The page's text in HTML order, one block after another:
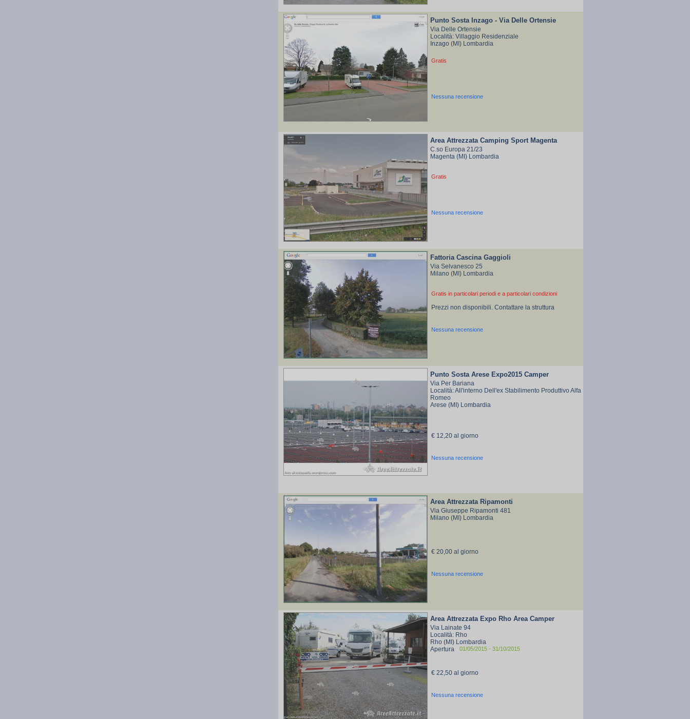
Punto Sosta Inzago - Via Delle Ortensie
Via Delle Ortensie
Località: Villaggio Residenziale
Inzago (MI) Lombardia
Gratis
Nessuna recensione
Area Attrezzata Camping Sport Magenta
C.so Europa 21/23
Magenta (MI) Lombardia
Gratis
Nessuna recensione
Fattoria Cascina Gaggioli
Via Selvanesco 25
Milano (MI) Lombardia
Gratis in particolari periodi e a particolari condizioni
Prezzi non disponibili. Contattare la struttura
Nessuna recensione
Punto Sosta Arese Expo2015 Camper
Via Per Bariana
Località: All'interno Dell'ex Stabilimento Produttivo Alfa
Romeo
Arese (MI) Lombardia
€ 12,20 al giorno
Nessuna recensione
Area Attrezzata Ripamonti
Via Giuseppe Ripamonti 481
Milano (MI) Lombardia
€ 20,00 al giorno
Nessuna recensione
Area Attrezzata Expo Rho Area Camper
Via Lainate 94
Località: Rho
Rho (MI) Lombardia
Apertura
01/05/2015 - 31/10/2015
€ 22,50 al giorno
Nessuna recensione